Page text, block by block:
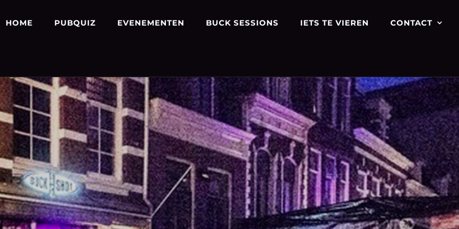
HOME PUBQUIZ EVENEMENTEN BUCK SESSIONS IETS TE VIEREN CONTACT